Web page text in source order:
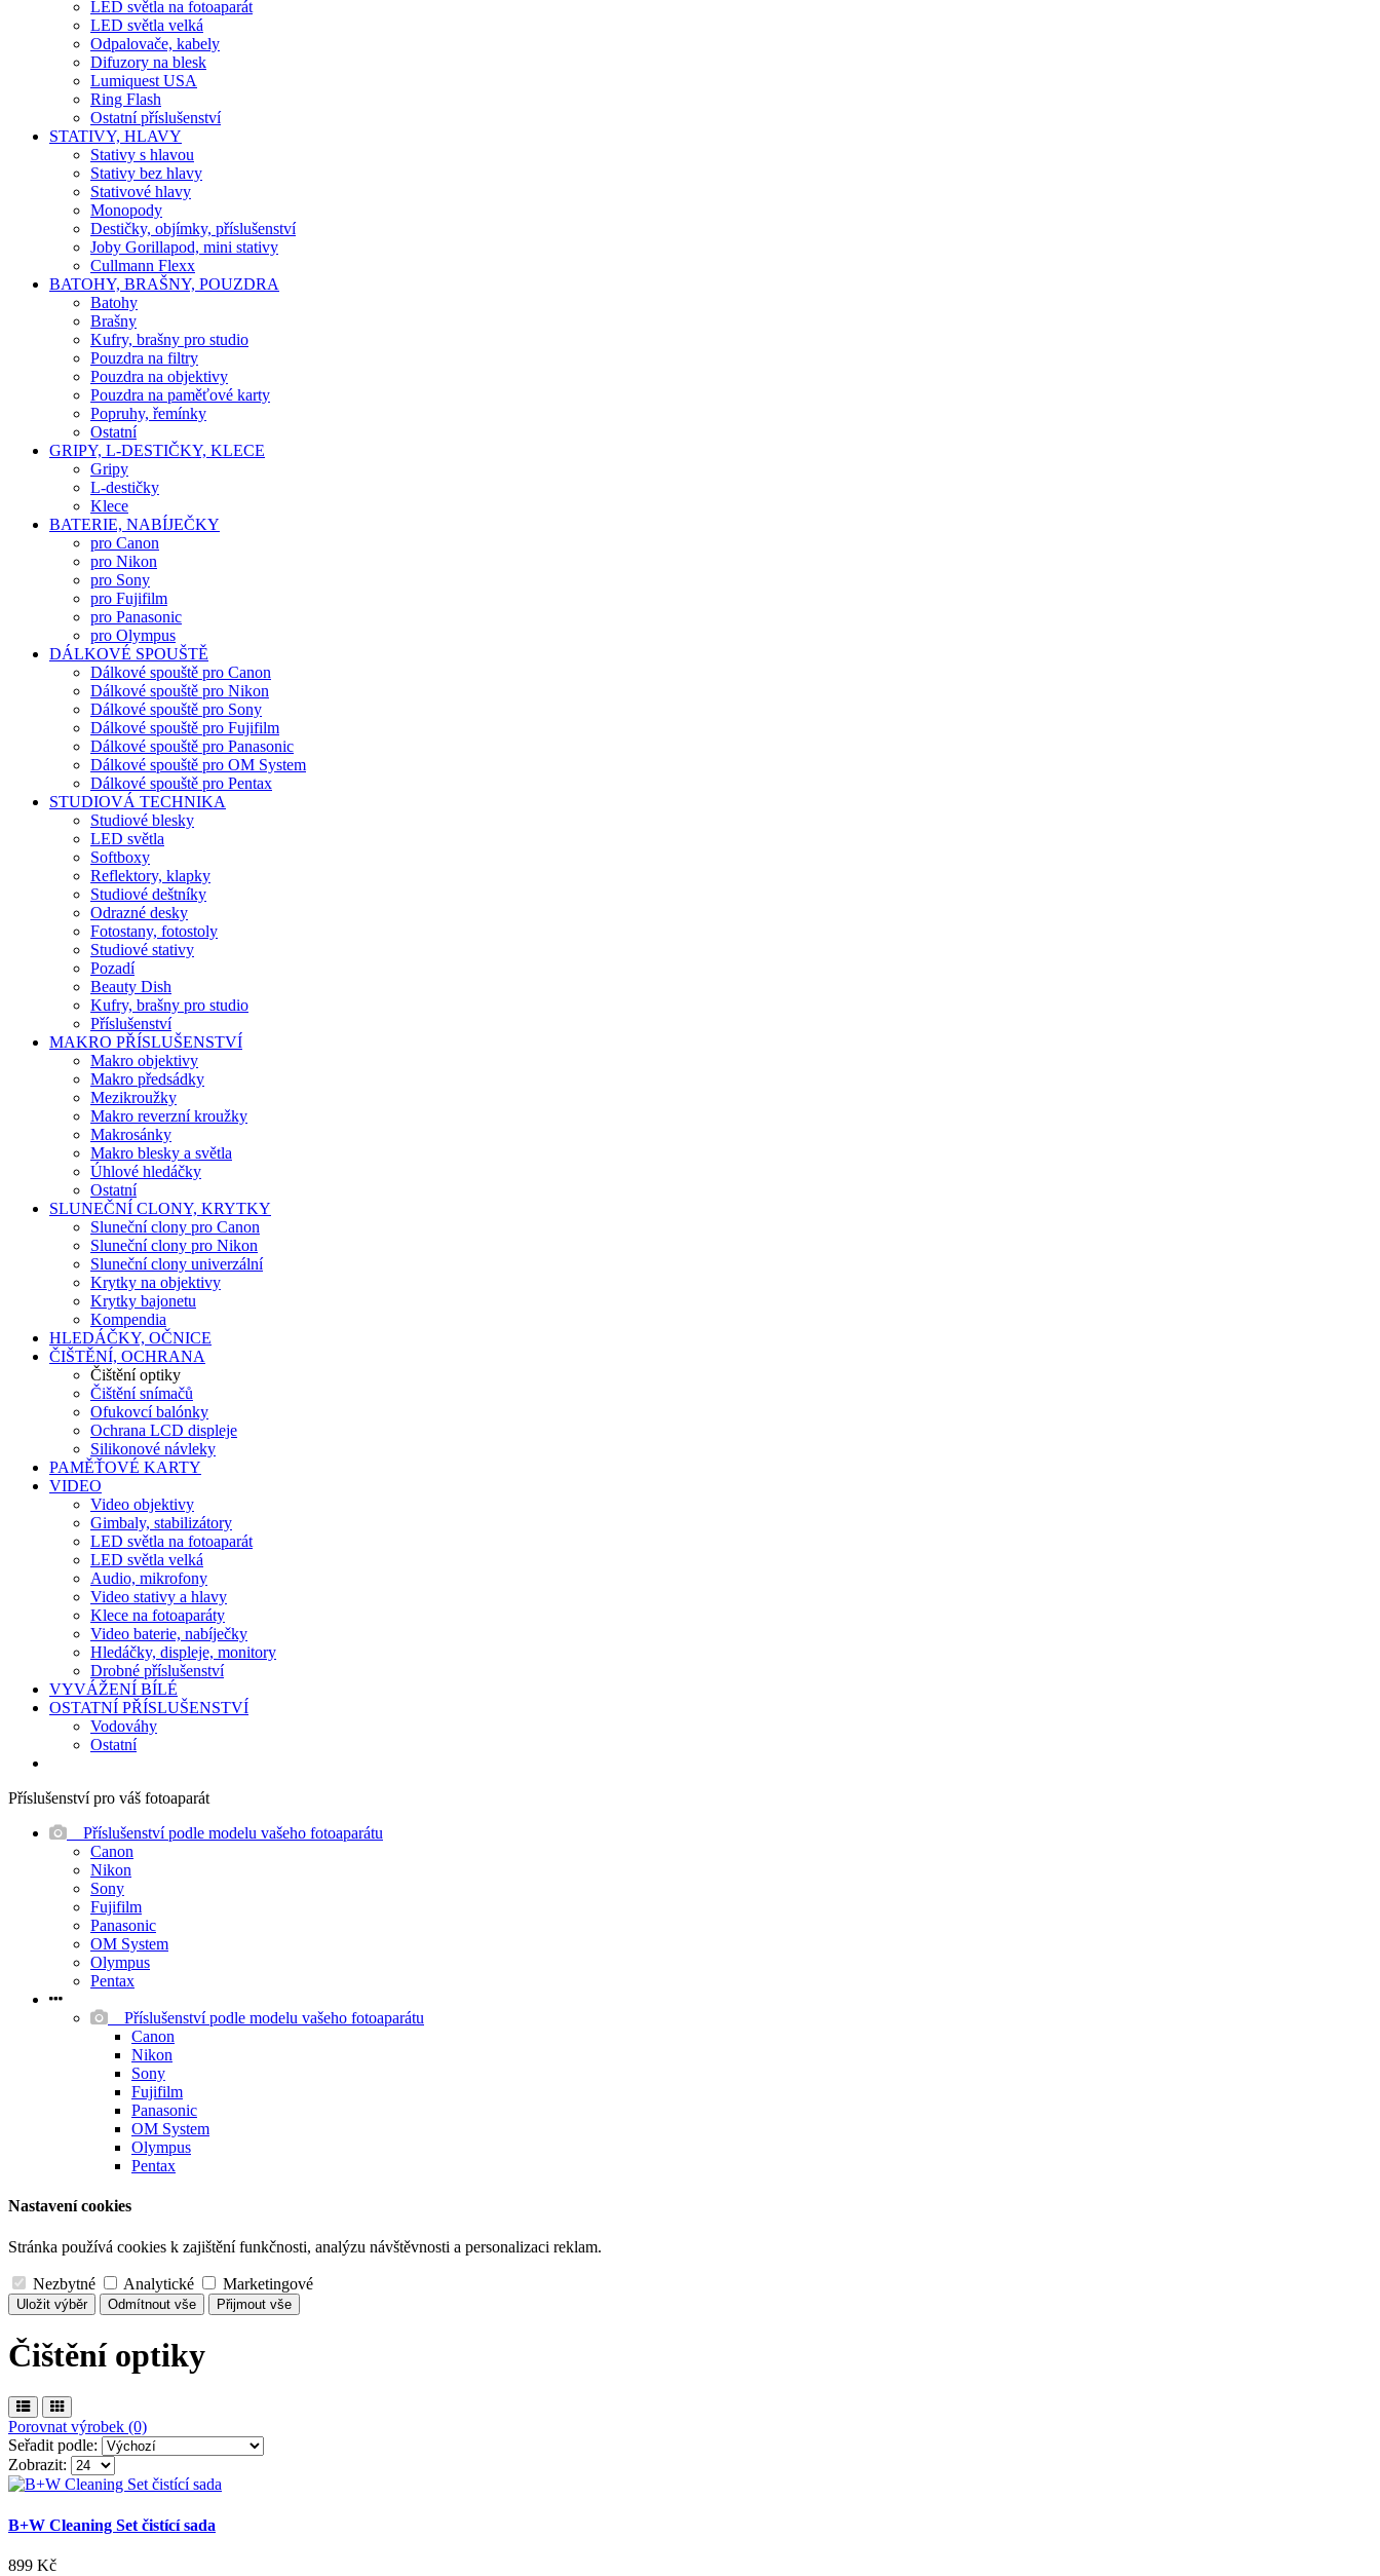
LED světla na fotoaparát
LED světla velká
Odpalovače, kabely
Difuzory na blesk
Lumiquest USA
Ring Flash
Ostatní příslušenství
STATIVY, HLAVY
Stativy s hlavou
Stativy bez hlavy
Stativové hlavy
Monopody
Destičky, objímky, příslušenství
Joby Gorillapod, mini stativy
Cullmann Flexx
BATOHY, BRAŠNY, POUZDRA
Batohy
Brašny
Kufry, brašny pro studio
Pouzdra na filtry
Pouzdra na objektivy
Pouzdra na paměťové karty
Popruhy, řemínky
Ostatní
GRIPY, L-DESTIČKY, KLECE
Gripy
L-destičky
Klece
BATERIE, NABÍJEČKY
pro Canon
pro Nikon
pro Sony
pro Fujifilm
pro Panasonic
pro Olympus
DÁLKOVÉ SPOUŠTĚ
Dálkové spouště pro Canon
Dálkové spouště pro Nikon
Dálkové spouště pro Sony
Dálkové spouště pro Fujifilm
Dálkové spouště pro Panasonic
Dálkové spouště pro OM System
Dálkové spouště pro Pentax
STUDIOVÁ TECHNIKA
Studiové blesky
LED světla
Softboxy
Reflektory, klapky
Studiové deštníky
Odrazné desky
Fotostany, fotostoly
Studiové stativy
Pozadí
Beauty Dish
Kufry, brašny pro studio
Příslušenství
MAKRO PŘÍSLUŠENSTVÍ
Makro objektivy
Makro předsádky
Mezikroužky
Makro reverzní kroužky
Makrosánky
Makro blesky a světla
Úhlové hledáčky
Ostatní
SLUNEČNÍ CLONY, KRYTKY
Sluneční clony pro Canon
Sluneční clony pro Nikon
Sluneční clony univerzální
Krytky na objektivy
Krytky bajonetu
Kompendia
HLEDÁČKY, OČNICE
ČIŠTĚNÍ, OCHRANA
Čištění optiky
Čištění snímačů
Ofukovcí balónky
Ochrana LCD displeje
Silikonové návleky
PAMĚŤOVÉ KARTY
VIDEO
Video objektivy
Gimbaly, stabilizátory
LED světla na fotoaparát
LED světla velká
Audio, mikrofony
Video stativy a hlavy
Klece na fotoaparáty
Video baterie, nabíječky
Hledáčky, displeje, monitory
Drobné příslušenství
VYVÁŽENÍ BÍLÉ
OSTATNÍ PŘÍSLUŠENSTVÍ
Vodováhy
Ostatní
Příslušenství pro váš fotoaparát
Příslušenství podle modelu vašeho fotoaparátu
Canon
Nikon
Sony
Fujifilm
Panasonic
OM System
Olympus
Pentax
Příslušenství podle modelu vašeho fotoaparátu
Canon
Nikon
Sony
Fujifilm
Panasonic
OM System
Olympus
Pentax
Nastavení cookies
Stránka používá cookies k zajištění funkčnosti, analýzu návštěvnosti a personalizaci reklam.
Nezbytné Analytické Marketingové
Uložit výběr Odmítnout vše Přijmout vše
Čištění optiky
Porovnat výrobek (0)
Seřadit podle:
Zobrazit:
B+W Cleaning Set čistící sada
899 Kč